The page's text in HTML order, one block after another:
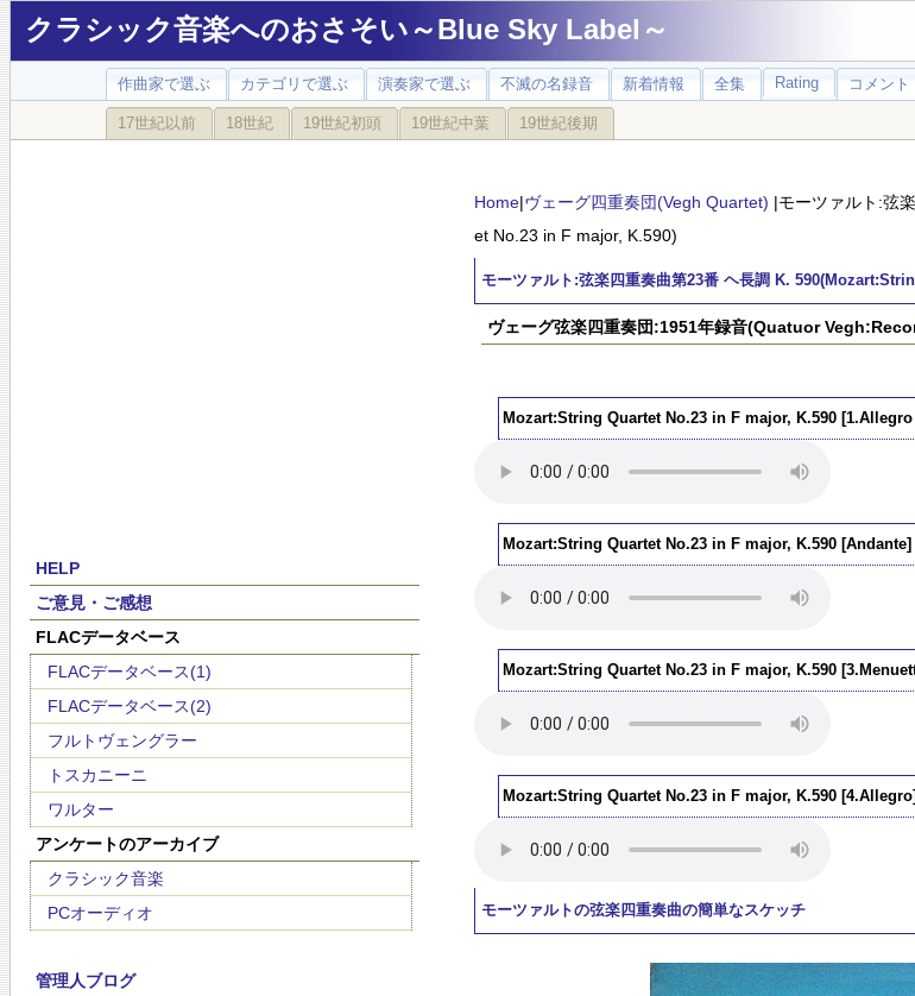
クラシック音楽へのおさそい～Blue Sky Label～
作曲家で選ぶ カテゴリで選ぶ 演奏家で選ぶ 不滅の名録音 新着情報 全集 Rating コメント
17世紀以前 18世紀 19世紀初頭 19世紀中葉 19世紀後期
HELP
ご意見・ご感想
FLACデータベース
FLACデータベース(1)
FLACデータベース(2)
フルトヴェングラー
トスカニーニ
ワルター
アンケートのアーカイブ
クラシック音楽
PCオーディオ
管理人ブログ
Home|ヴェーグ四重奏団(Vegh Quartet) |モーツァルト:弦
et No.23 in F major, K.590)
モーツァルト:弦楽四重奏曲第23番 ヘ長調 K.
ヴェーグ弦楽四重奏団:1951年録音(Quatuor
Mozart:String Quartet No.23 in F major, K.590
Mozart:String Quartet No.23 in F major, K.590 [Andante]
Mozart:String Quartet No.23 in F major, K.590
Mozart:String Quartet No.23 in F major, K.590 [4.Allegro]
モーツァルトの弦楽四重奏曲の簡単なスケッチ